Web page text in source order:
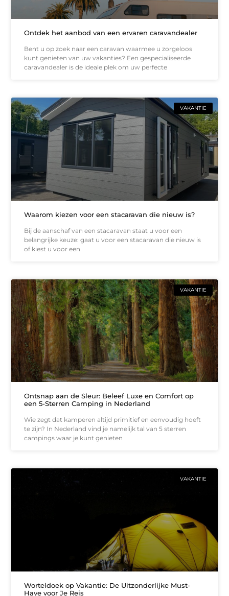
Ontdek het aanbod van een ervaren caravandealer
Bent u op zoek naar een caravan waarmee u zorgeloos
kunt genieten van uw vakanties? Een gespecialiseerde
caravandealer is de ideale plek om uw perfecte
VAKANTIE
Waarom kiezen voor een stacaravan die nieuw is?
Bij de aanschaf van een stacaravan staat u voor een
belangrijke keuze: gaat u voor een stacaravan die nieuw is
of kiest u voor een
VAKANTIE
Ontsnap aan de Sleur: Beleef Luxe en Comfort op
een 5-Sterren Camping in Nederland
Wie zegt dat kamperen altijd primitief en eenvoudig hoeft
te zijn? In Nederland vind je namelijk tal van 5 sterren
campings waar je kunt genieten
VAKANTIE
Worteldoek op Vakantie: De Uitzonderlijke Must-
Have voor Je Reis